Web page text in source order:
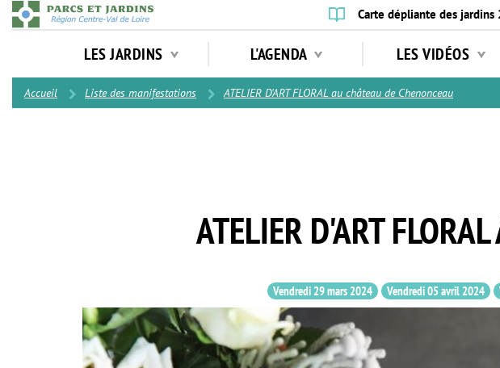
Aller
au
Carte dépliante des jardins
principale
LES JARDINS L'AGENDA LES VIDÉOS
Contenu
Accueil Liste des manifestations ATELIER D'ART FLORAL au château de Chenonceau
ATELIER D'ART
Vendredi 29 mars 2024 Vendredi 05 avril 2024